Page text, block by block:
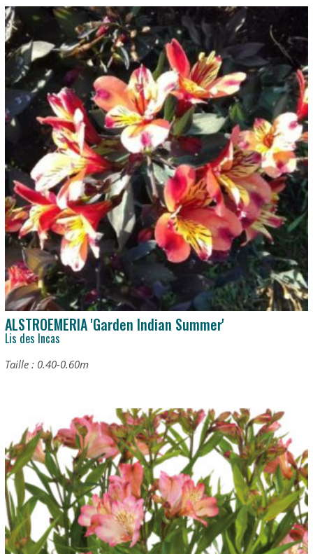
ALSTROEMERIA 'Garden Indian Summer'
Lis des Incas
Taille : 0.40-0.60m